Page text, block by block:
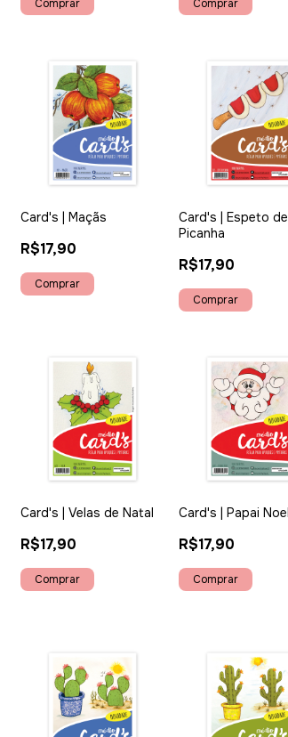
Card's | Maçãs
R$17,90
Card's | Espeto de
Picanha
R$17,90
Card's | Velas de Natal
R$17,90
Card's | Papai Noel
R$17,90